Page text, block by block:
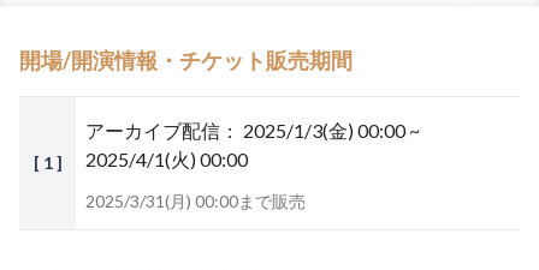
開場/開演情報・チケット販売期間
[ 1 ]
アーカイブ配信： 2025/1/3(金) 00:00 ~
2025/4/1(火) 00:00
2025/3/31(月) 00:00まで販売